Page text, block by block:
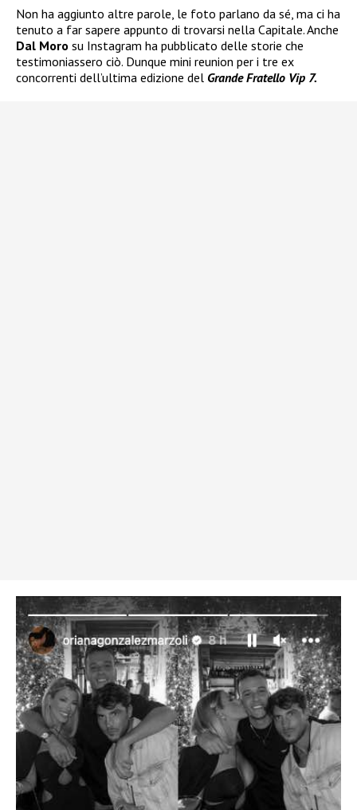
Non ha aggiunto altre parole, le foto parlano da sé, ma ci ha
tenuto a far sapere appunto di trovarsi nella Capitale. Anche
Dal Moro su Instagram ha pubblicato delle storie che
testimoniassero ciò. Dunque mini reunion per i tre ex
concorrenti dell’ultima edizione del Grande Fratello Vip 7.